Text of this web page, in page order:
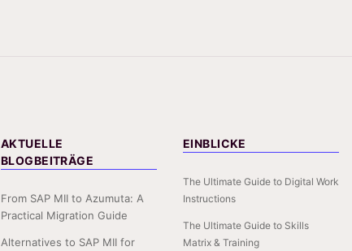
AKTUELLE
BLOGBEITRÄGE
From SAP MII to Azumuta: A
Practical Migration Guide
Alternatives to SAP MII for
EINBLICKE
The Ultimate Guide to Digital Work
Instructions
The Ultimate Guide to Skills
Matrix & Training